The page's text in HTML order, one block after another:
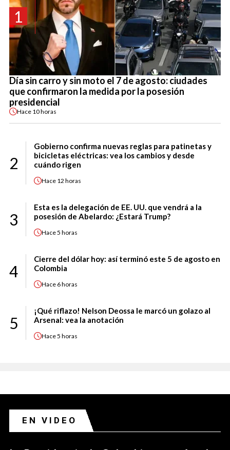
1
Día sin carro y sin moto el 7 de agosto: ciudades
que confirmaron la medida por la posesión
presidencial
Hace 10 horas
2
Gobierno confirma nuevas reglas para patinetas y
bicicletas eléctricas: vea los cambios y desde
cuándo rigen
Hace 12 horas
3
Esta es la delegación de EE. UU. que vendrá a la
posesión de Abelardo: ¿Estará Trump?
Hace5 horas
4
Cierre del dólar hoy: así terminó este 5 de agosto en
Colombia
Hace 6 horas
5
¡Qué riflazo! Nelson Deossa le marcó un golazo al
Arsenal: vea la anotación
Hace5 horas
EN VIDEO